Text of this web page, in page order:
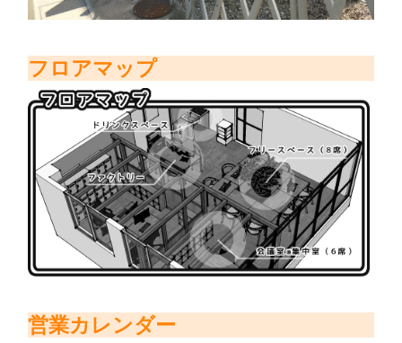
フロアマップ
営業カレンダー